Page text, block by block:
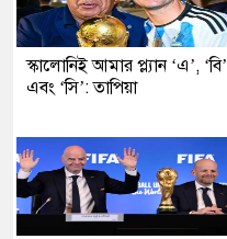
স্কালোনিই আমার প্ল্যান ‘এ’, ‘বি’
এবং ‘সি’: তাপিয়া